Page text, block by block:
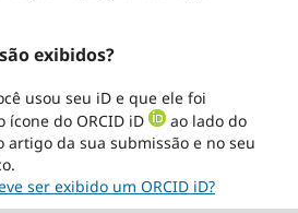
exibidos?
usou seu iD e que ele foi
do ORCID iD
ao lado do
artigo da sua submissão e no seu
ser exibido um ORCID iD?